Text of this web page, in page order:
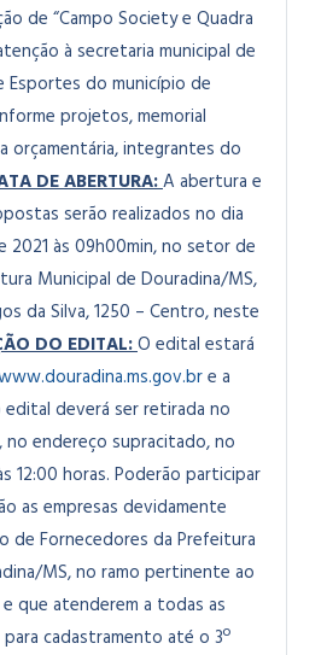
de “Campo Society e Quadra
à secretaria municipal de
Esportes do município de
projetos, memorial
orçamentária, integrantes do
DE ABERTURA:A abertura e
serão realizados no dia
2021 às 09h00min, no setor de
Municipal de Douradina/MS,
da Silva, 1250 – Centro, neste
DO EDITAL:O edital estará
e a
deverá ser retirada no
endereço supracitado, no
12:00 horas. Poderão participar
as empresas devidamente
de Fornecedores da Prefeitura
MS, no ramo pertinente ao
que atenderem a todas as
cadastramento até o 3º